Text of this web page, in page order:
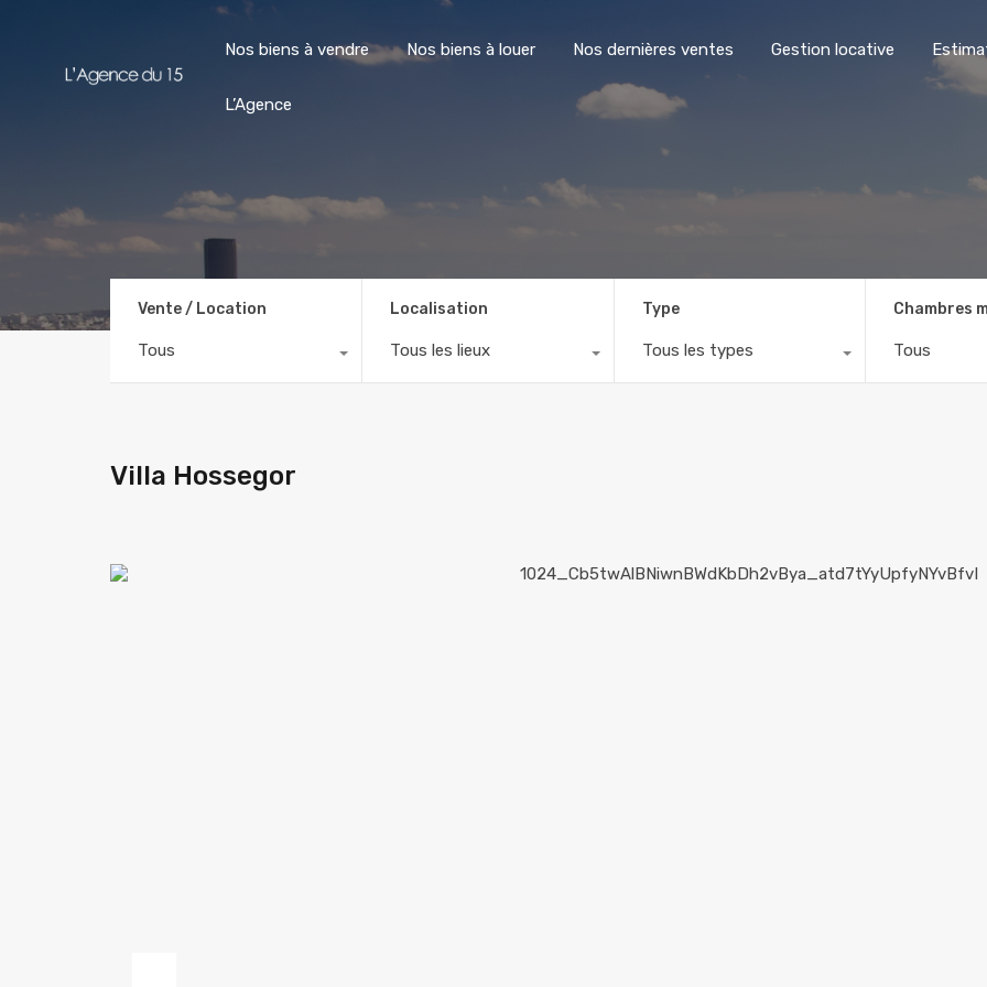
Nos biens à vendre Nos biens à louer Nos dernières ventes Gestion locative
L’Agence
Vente / Location
Tous
Localisation
Tous les lieux
Type
Tous les types
Chambres
Tous
Villa Hossegor